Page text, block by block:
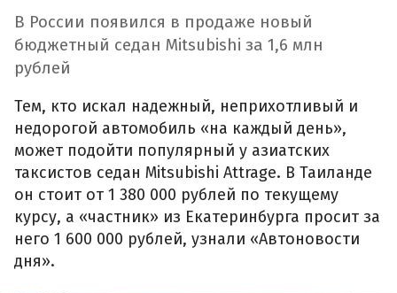
В России появился в продаже новый
бюджетный седан Mitsubishi за 1,6 млн
рублей
Тем, кто искал надежный, неприхотливый и
недорогой автомобиль «на каждый день»,
может подойти популярный у азиатских
таксистов седан Mitsubishi Attrage. В Таиланде
он стоит от 1 380 000 рублей по текущему
курсу, а «частник» из Екатеринбурга просит за
него 1 600 000 рублей, узнали «Автоновости
дня».